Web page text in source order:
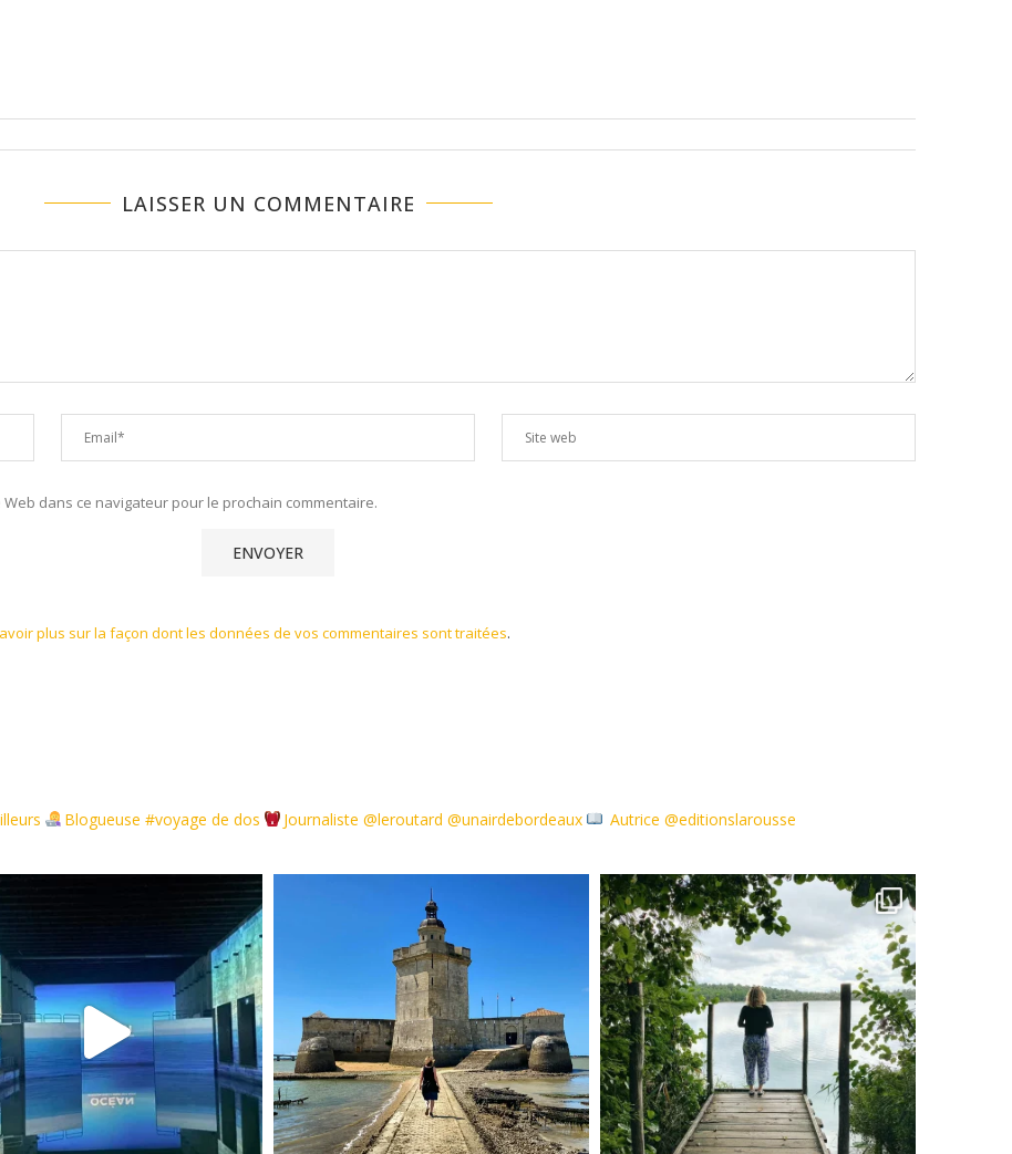
LAISSER UN COMMENTAIRE
dans ce navigateur pour le prochain commentaire.
plus sur la façon dont les données de vos commentaires sont traitées.
Blogueuse #voyage de dos Journaliste @leroutard @unairdebordeaux Autrice @editionslarousse